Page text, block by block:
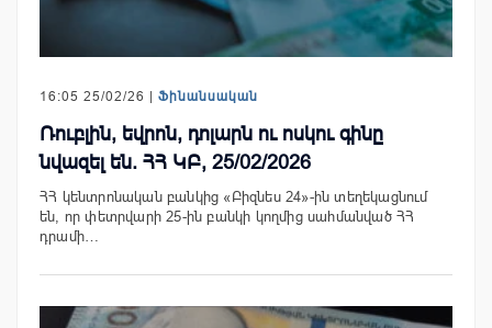
16:05 25/02/26 | Ֆինանսական
Ռուբլին, եվրոն, դոլարն ու ոսկու գինը
նվազել են. ՀՀ ԿԲ, 25/02/2026
ՀՀ կենտրոնական բանկից «Բիզնես 24»-ին տեղեկացնում
են, որ փետրվարի 25-ին բանկի կողմից սահմանված ՀՀ
դրամի…